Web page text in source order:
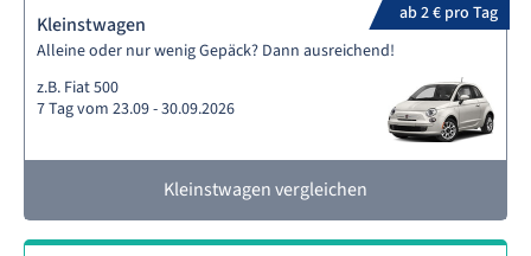
ab 2 € pro Tag
Kleinstwagen
Alleine oder nur wenig Gepäck? Dann ausreichend!
z.B. Fiat 500
7 Tag vom 23.09 - 30.09.2026
Kleinstwagen vergleichen